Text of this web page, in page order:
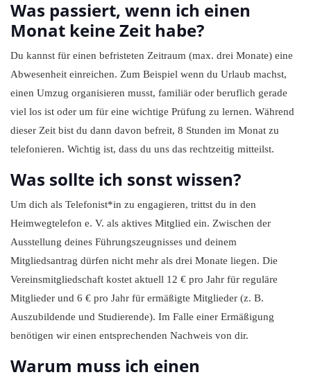
Was passiert, wenn ich einen
Monat keine Zeit habe?
Du kannst für einen befristeten Zeitraum (max. drei Monate) eine
Abwesenheit einreichen. Zum Beispiel wenn du Urlaub machst,
einen Umzug organisieren musst, familiär oder beruflich gerade
viel los ist oder um für eine wichtige Prüfung zu lernen. Während
dieser Zeit bist du dann davon befreit, 8 Stunden im Monat zu
telefonieren. Wichtig ist, dass du uns das rechtzeitig mitteilst.
Was sollte ich sonst wissen?
Um dich als Telefonist*in zu engagieren, trittst du in den
Heimwegtelefon e. V. als aktives Mitglied ein. Zwischen der
Ausstellung deines Führungszeugnisses und deinem
Mitgliedsantrag dürfen nicht mehr als drei Monate liegen. Die
Vereinsmitgliedschaft kostet aktuell 12 € pro Jahr für reguläre
Mitglieder und 6 € pro Jahr für ermäßigte Mitglieder (z. B.
Auszubildende und Studierende). Im Falle einer Ermäßigung
benötigen wir einen entsprechenden Nachweis von dir.
Warum muss ich einen